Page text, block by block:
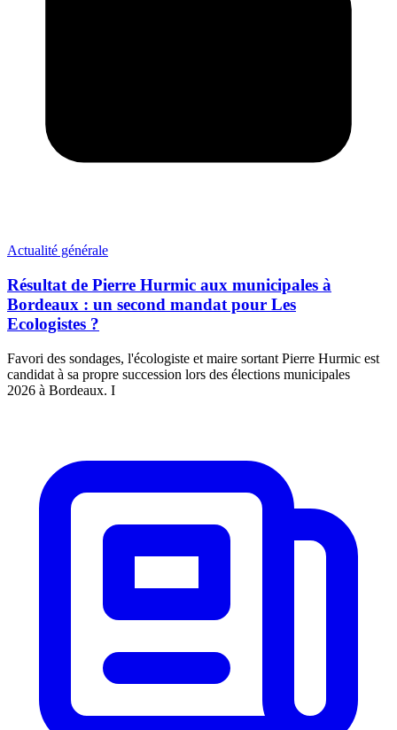
Actualité générale
Résultat de Pierre Hurmic aux municipales à
Bordeaux : un second mandat pour Les
Ecologistes ?
Favori des sondages, l'écologiste et maire sortant Pierre Hurmic est
candidat à sa propre succession lors des élections municipales
2026 à Bordeaux. I